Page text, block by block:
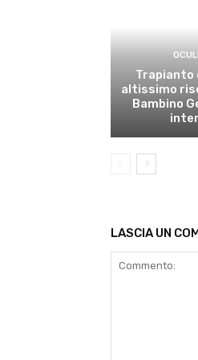
Trapianto
altissimo
Bambino
LASCIA UN